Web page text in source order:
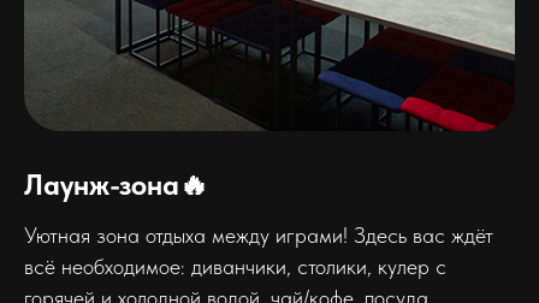
Лаунж-зона🔥
Уютная зона отдыха между играми! Здесь вас ждёт
всё необходимое: диванчики, столики, кулер с
горячей и холодной водой, чай/кофе, посуда,